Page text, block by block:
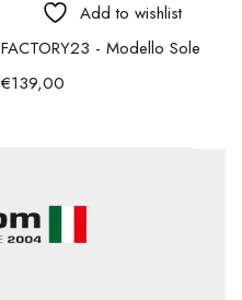
Add to wishlist
FACTORY23 - Modello Sole
€139,00